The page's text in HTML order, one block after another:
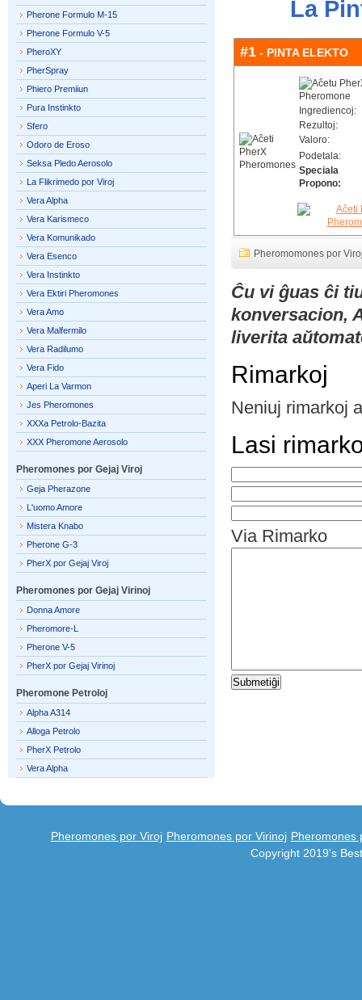
La
#1 - PINTA ELEKTO
Ingrediencoj:
Rezultoj:
Valoro:
Podetala:
Speciala
Propono:
Pheromomones por
Ĉu vi ĝuas ĉi
konversacion,
liverita
Rimarkoj
Neniuj rimarkoj
Lasi
Via Rimarko
Pherone Formulo M-15
Pherone Formulo V-5
PheroXY
PherSpray
Phiero Premiiun
Pura Instinkto
Sfero
Odoro de Eroso
Seksa Pledo Aerosolo
La Flikrimedo por Viroj
Vera Alpha
Vera Karismeco
Vera Komunikado
Vera Esenco
Vera Instinkto
Vera Ektiri Pheromones
Vera Amo
Vera Malfermilo
Vera Radilumo
Vera Fido
Aperi La Varmon
Jes Pheromones
XXXa Petrolo-Bazita
XXX Pheromone Aerosolo
Pheromones por Gejaj Viroj
Geja Pherazone
L'uomo Amore
Mistera Knabo
Pherone G-3
PherX por Gejaj Viroj
Pheromones por Gejaj Virinoj
Donna Amore
Pheromore-L
Pherone V-5
PherX por Gejaj Virinoj
Pheromone Petroloj
Alpha A314
Alloga Petrolo
PherX Petrolo
Vera Alpha
Pheromones por Viroj Pheromones por Virinoj Pheromones
Copyright 2019's